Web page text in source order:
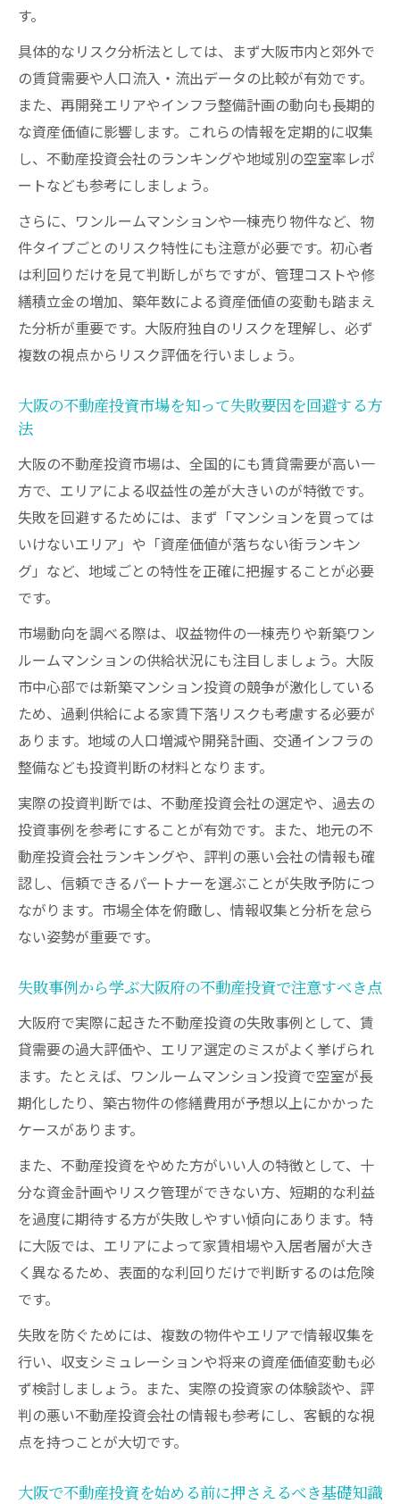
めのポイント
不動産投資大阪で避けたいワンルーム投資
の落とし穴
大阪ワンルーム投資で収益低下を防ぐ管理
法の重要性
資産価値が維持しやすい大阪の街選び
不動産投資で資産価値が落ちにくい大阪の
街の特徴
大阪で不動産投資に強い人気エリアの共通
点とは
資産価値維持に役立つ大阪のマンション投
資ポイント
方法
の街選び
管理と修繕費から読む投資リスク回避術
不動産投資で管理費と修繕費の見落としが
ちな落とし穴
修繕費リスクを減らす不動産投資の実践的
チェック法
不動産投資大阪で管理状態の良い物件を選
ぶ視点
資産保全に不可欠な修繕積立金の確認ポイ
購入前に把握したい失敗事例の特徴
大阪の不動産投資で多い失敗事例とその傾
向を解説
不動産投資で初心者が陥りやすい失敗パタ
ーンとは
り方
やめた方がいい人の特徴から学ぶ投資判断
のコツ
行政処分歴や口コミを活用した会社選びの
重要性
将来性を重視した大阪での安心不動産投資
不動産投資で将来性のある大阪の物件選び
の視点
大阪の人口動態や賃貸需要から見る投資戦
略
長期保有で資産を守る不動産投資大阪のポ
再開発エリアを活用した安心の不動産投資
法
失敗しないための将来性重視の投資判断基
準
す。
具体的なリスク分析法としては、まず大阪市内と郊外で
の賃貸需要や人口流入・流出データの比較が有効です。
また、再開発エリアやインフラ整備計画の動向も長期的
な資産価値に影響します。これらの情報を定期的に収集
し、不動産投資会社のランキングや地域別の空室率レポ
ートなども参考にしましょう。
さらに、ワンルームマンションや一棟売り物件など、物
件タイプごとのリスク特性にも注意が必要です。初心者
は利回りだけを見て判断しがちですが、管理コストや修
繕積立金の増加、築年数による資産価値の変動も踏まえ
た分析が重要です。大阪府独自のリスクを理解し、必ず
複数の視点からリスク評価を行いましょう。
大阪の不動産投資市場を知って失敗要因を回避する方
法
大阪の不動産投資市場は、全国的にも賃貸需要が高い一
方で、エリアによる収益性の差が大きいのが特徴です。
失敗を回避するためには、まず「マンションを買っては
いけないエリア」や「資産価値が落ちない街ランキン
グ」など、地域ごとの特性を正確に把握することが必要
です。
市場動向を調べる際は、収益物件の一棟売りや新築ワン
ルームマンションの供給状況にも注目しましょう。大阪
市中心部では新築マンション投資の競争が激化している
ため、過剰供給による家賃下落リスクも考慮する必要が
あります。地域の人口増減や開発計画、交通インフラの
整備なども投資判断の材料となります。
実際の投資判断では、不動産投資会社の選定や、過去の
投資事例を参考にすることが有効です。また、地元の不
動産投資会社ランキングや、評判の悪い会社の情報も確
認し、信頼できるパートナーを選ぶことが失敗予防につ
ながります。市場全体を俯瞰し、情報収集と分析を怠ら
ない姿勢が重要です。
失敗事例から学ぶ大阪府の不動産投資で注意すべき点
大阪府で実際に起きた不動産投資の失敗事例として、賃
貸需要の過大評価や、エリア選定のミスがよく挙げられ
ます。たとえば、ワンルームマンション投資で空室が長
期化したり、築古物件の修繕費用が予想以上にかかった
ケースがあります。
また、不動産投資をやめた方がいい人の特徴として、十
分な資金計画やリスク管理ができない方、短期的な利益
を過度に期待する方が失敗しやすい傾向にあります。特
に大阪では、エリアによって家賃相場や入居者層が大き
く異なるため、表面的な利回りだけで判断するのは危険
です。
失敗を防ぐためには、複数の物件やエリアで情報収集を
行い、収支シミュレーションや将来の資産価値変動も必
ず検討しましょう。また、実際の投資家の体験談や、評
判の悪い不動産投資会社の情報も参考にし、客観的な視
点を持つことが大切です。
大阪で不動産投資を始める前に押さえるべき基礎知識